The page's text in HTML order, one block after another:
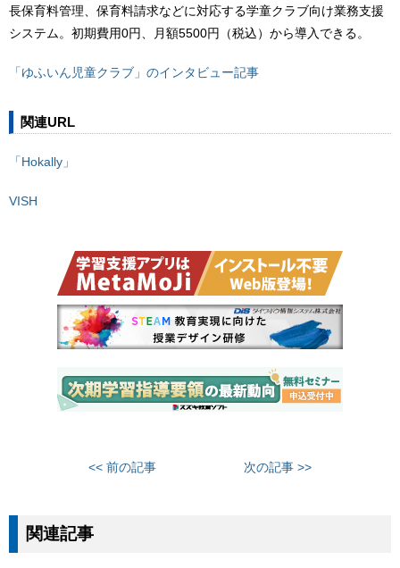
長保育料管理、保育料請求などに対応する学童クラブ向け業務支援
システム。初期費用0円、月額5500円（税込）から導入できる。
「ゆふいん児童クラブ」のインタビュー記事
関連URL
「Hokally」
VISH
<< 前の記事 次の記事 >>
関連記事